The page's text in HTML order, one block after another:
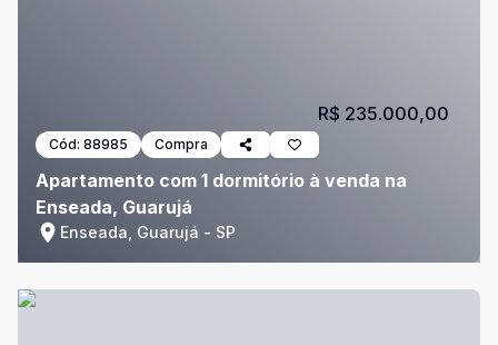
Cód: 88985 Compra
Apartamento com 1 dormitório à venda na
Enseada, Guarujá
Enseada, Guarujá - SP
R$ 235.000,00